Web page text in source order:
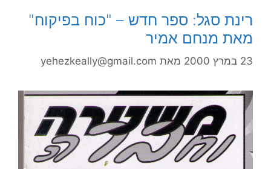
רינת סגל: ספר חדש – "כוח בפיקוח"
מאת מנחם אמיר
23 במרץ 2000 מאת yehezkeally@gmail.com